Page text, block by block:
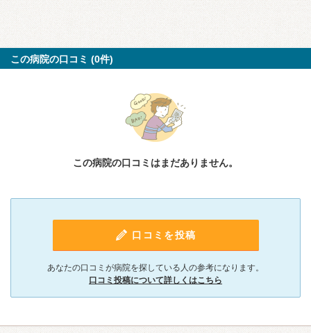
この病院の口コミ (0件)
この病院の口コミはまだありません。
口コミを投稿
あなたの口コミが病院を探している人の参考になります。
口コミ投稿について詳しくはこちら